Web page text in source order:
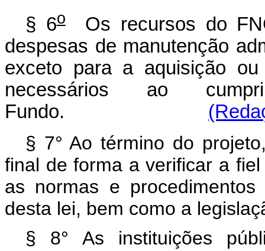
§ 6oOs recursos do
despesas de manutenção
exceto para a aquisição
necessários ao
Fundo.
§ 7° Ao término do
final de forma a verificar a
as normas e
desta lei, bem como a
§ 8° As instituições